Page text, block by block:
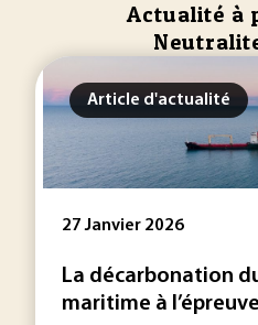
Actualité à
Article d'actualité
27 Janvier 2026
La décarbonation
maritime à